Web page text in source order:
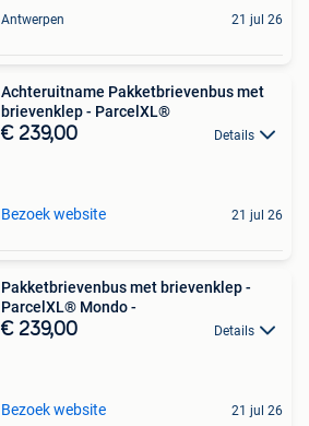
Antwerpen 21 jul 26
Achteruitname Pakketbrievenbus met
brievenklep - ParcelXL®
€ 239,00 Details
Bezoek website 21 jul 26
Pakketbrievenbus met brievenklep -
ParcelXL® Mondo -
€ 239,00 Details
Bezoek website 21 jul 26